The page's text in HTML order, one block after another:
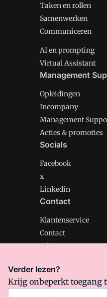
Taken en rollen
Samenwerken
Communiceren
AI en prompting
Virtual Assistant
Management
Opleidingen
Incompany
Management
Acties & promoties
Socials
Facebook
x
Linkedin
Contact
Klantenservice
Contact
Adverteren
Management
Verder lezen?
Krijg onbeperkt toegang